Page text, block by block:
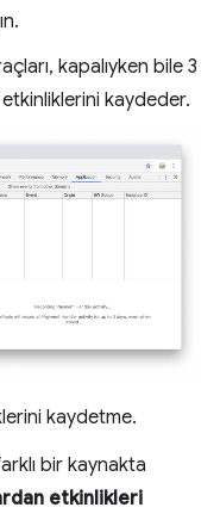
kapalıyken bile 3
kaydeder.
kaydetme.
bir kaynakta
etkinlikleri